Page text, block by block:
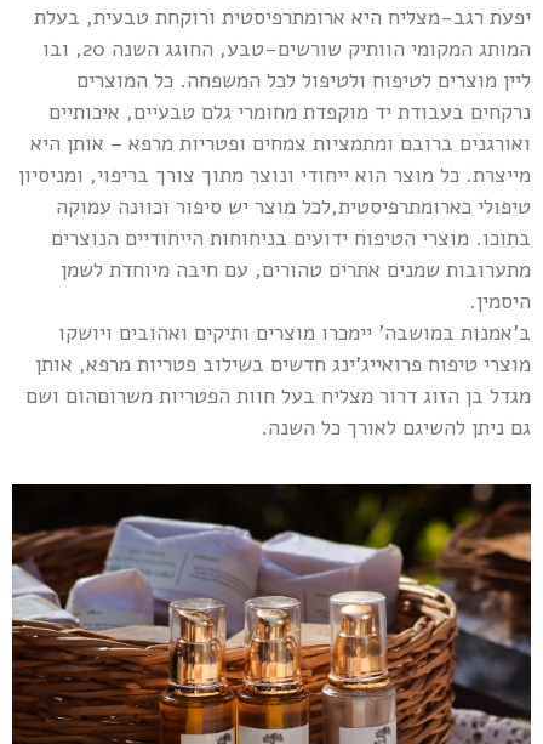
יפעת רגב-מצליח היא ארומתרפיסטית ורוקחת טבעית, בעלת
המותג המקומי הוותיק שורשים-טבע, החוגג השנה 20, ובו
ליין מוצרים לטיפוח ולטיפול לכל המשפחה. כל המוצרים
נרקחים בעבודת יד מוקפדת מחומרי גלם טבעיים, איכותיים
ואורגנים ברובם ומתמציות צמחים ופטריות מרפא – אותן היא
מייצרת. כל מוצר הוא ייחודי ונוצר מתוך צורך בריפוי, ומניסיון
טיפולי כארומתרפיסטית,לכל מוצר יש סיפור וכוונה עמוקה
בתוכו. מוצרי הטיפוח ידועים בניחוחות הייחודיים הנוצרים
מתערובות שמנים אתרים טהורים, עם חיבה מיוחדת לשמן
היסמין.
ב'אמנות במושבה' יימכרו מוצרים ותיקים ואהובים ויושקו
מוצרי טיפוח פרואייג'ינג חדשים בשילוב פטריות מרפא, אותן
מגדל בן הזוג דרור מצליח בעל חוות הפטריות משרוםהום ושם
גם ניתן להשיגם לאורך כל השנה.